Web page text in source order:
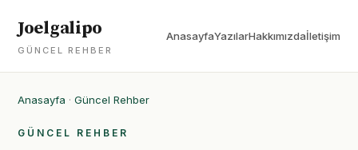
Joelgalipo
GÜNCEL REHBER
AnasayfaYazılarHakkımızdaİletişim
Anasayfa · Güncel Rehber
GÜNCEL REHBER